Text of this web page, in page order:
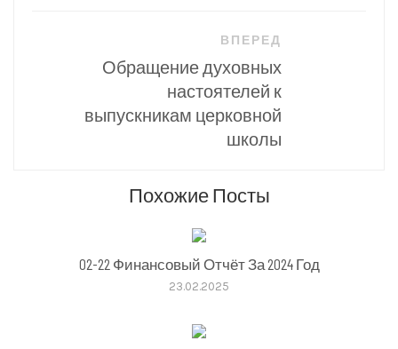
ВПЕРЕД
Обращение духовных
настоятелей к
выпускникам церковной
школы
Похожие Посты
02-22 Финансовый Отчёт За 2024 Год
23.02.2025